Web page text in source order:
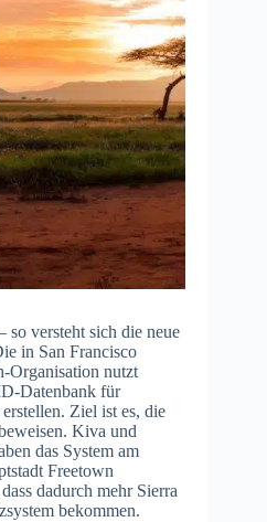
versteht sich die neue
in San Francisco
Organisation nutzt
Datenbank für
Ziel ist es, die
Kiva und
das System am
Freetown
dadurch mehr Sierra
bekommen.